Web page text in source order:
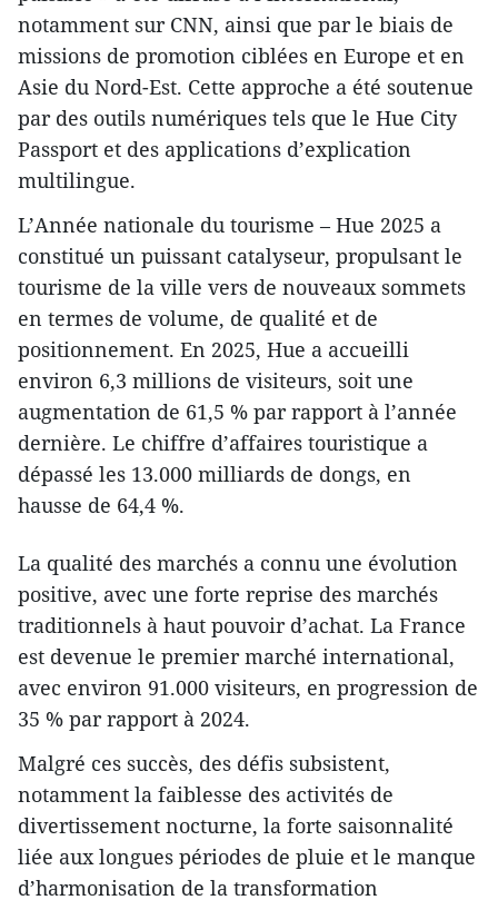
notamment sur CNN, ainsi que par le biais de
missions de promotion ciblées en Europe et en
Asie du Nord-Est. Cette approche a été soutenue
par des outils numériques tels que le Hue City
Passport et des applications d’explication
multilingue.
L’Année nationale du tourisme – Hue 2025 a
constitué un puissant catalyseur, propulsant le
tourisme de la ville vers de nouveaux sommets
en termes de volume, de qualité et de
positionnement. En 2025, Hue a accueilli
environ 6,3 millions de visiteurs, soit une
augmentation de 61,5 % par rapport à l’année
dernière. Le chiffre d’affaires touristique a
dépassé les 13.000 milliards de dongs, en
hausse de 64,4 %.
La qualité des marchés a connu une évolution
positive, avec une forte reprise des marchés
traditionnels à haut pouvoir d’achat. La France
est devenue le premier marché international,
avec environ 91.000 visiteurs, en progression de
35 % par rapport à 2024.
Malgré ces succès, des défis subsistent,
notamment la faiblesse des activités de
divertissement nocturne, la forte saisonnalité
liée aux longues périodes de pluie et le manque
d’harmonisation de la transformation